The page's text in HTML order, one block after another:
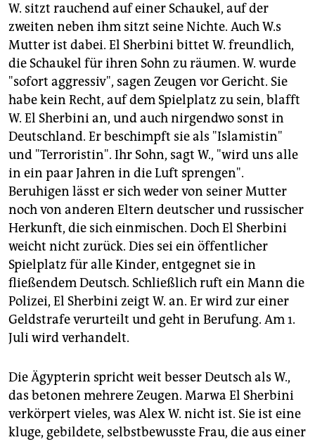
W. sitzt rauchend auf einer Schaukel, auf der
zweiten neben ihm sitzt seine Nichte. Auch W.s
Mutter ist dabei. El Sherbini bittet W. freundlich,
die Schaukel für ihren Sohn zu räumen. W. wurde
"sofort aggressiv", sagen Zeugen vor Gericht. Sie
habe kein Recht, auf dem Spielplatz zu sein, blafft
W. El Sherbini an, und auch nirgendwo sonst in
Deutschland. Er beschimpft sie als "Islamistin"
und "Terroristin". Ihr Sohn, sagt W., "wird uns alle
in ein paar Jahren in die Luft sprengen".
Beruhigen lässt er sich weder von seiner Mutter
noch von anderen Eltern deutscher und russischer
Herkunft, die sich einmischen. Doch El Sherbini
weicht nicht zurück. Dies sei ein öffentlicher
Spielplatz für alle Kinder, entgegnet sie in
fließendem Deutsch. Schließlich ruft ein Mann die
Polizei, El Sherbini zeigt W. an. Er wird zur einer
Geldstrafe verurteilt und geht in Berufung. Am 1.
Juli wird verhandelt.
Die Ägypterin spricht weit besser Deutsch als W.,
das betonen mehrere Zeugen. Marwa El Sherbini
verkörpert vieles, was Alex W. nicht ist. Sie ist eine
kluge, gebildete, selbstbewusste Frau, die aus einer